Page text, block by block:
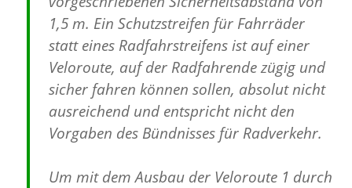
1,5 m. Ein Schutzstreifen für Fahrräder
statt eines Radfahrstreifens ist auf einer
Veloroute, auf der Radfahrende zügig und
sicher fahren können sollen, absolut nicht
ausreichend und entspricht nicht den
Vorgaben des Bündnisses für Radverkehr.
Um mit dem Ausbau der Veloroute 1 durch